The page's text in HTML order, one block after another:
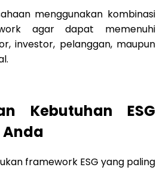
menggunakan kombinasi
agar dapat memenuhi
investor, pelanggan, maupun
Kebutuhan ESG
framework ESG yang paling